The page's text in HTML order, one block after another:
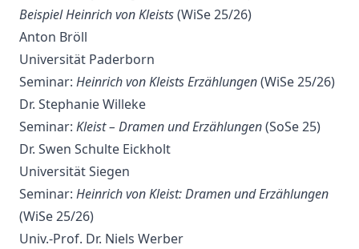
Beispiel Heinrich von Kleists(WiSe 25/26)
Anton Bröll
Universität Paderborn
Seminar: Heinrich von Kleists Erzählungen(WiSe 25/26)
Dr. Stephanie Willeke
Seminar: Kleist – Dramen und Erzählungen(SoSe 25)
Dr. Swen Schulte Eickholt
Universität Siegen
Seminar: Heinrich von Kleist: Dramen und Erzählungen
(WiSe 25/26)
Univ.-Prof. Dr. Niels Werber